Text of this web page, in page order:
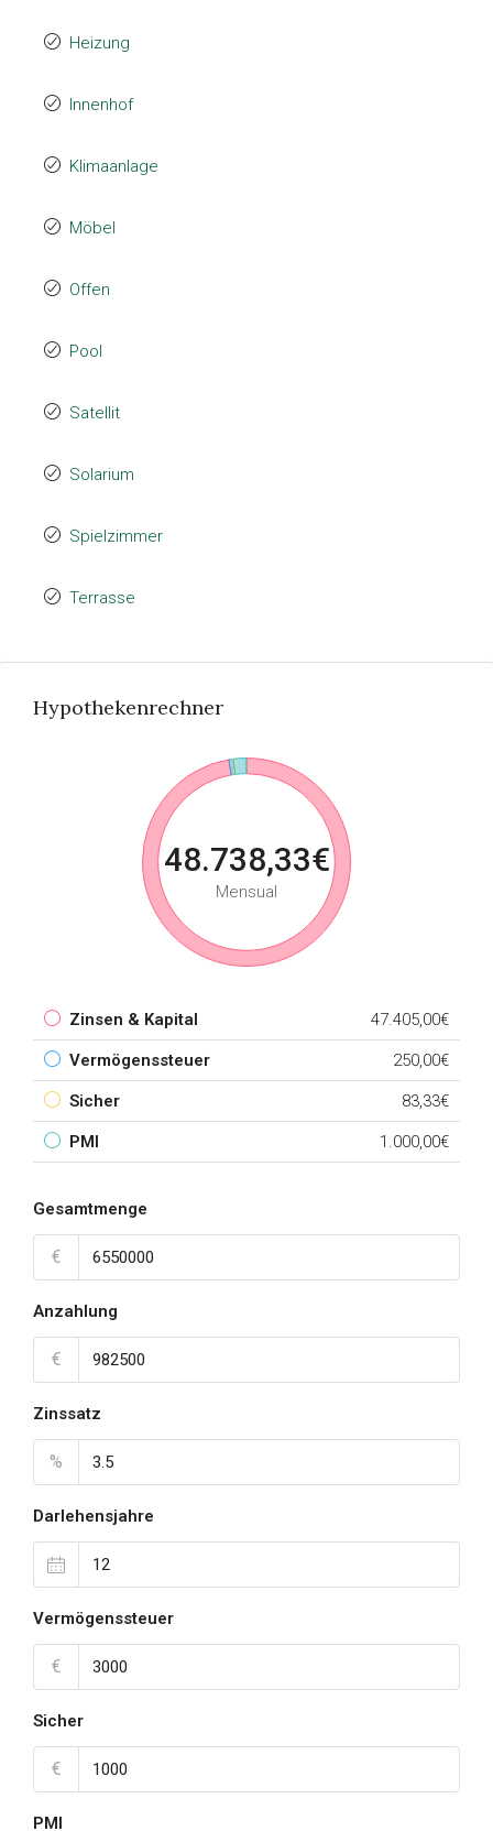
Heizung
Innenhof
Klimaanlage
Möbel
Offen
Pool
Satellit
Solarium
Spielzimmer
Terrasse
Hypothekenrechner
48.738,33€
Mensual
Zinsen & Kapital 47.405,00€
Vermögenssteuer 250,00€
Sicher 83,33€
PMI 1.000,00€
Gesamtmenge
€
Anzahlung
€
Zinssatz
%
Darlehensjahre
Vermögenssteuer
€
Sicher
€
PMI